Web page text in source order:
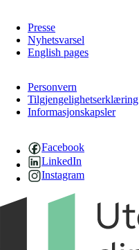
Presse
Nyhetsvarsel
English pages
Personvern
Tilgjengelighetserklæring
Informasjonskapsler
Facebook
LinkedIn
Instagram